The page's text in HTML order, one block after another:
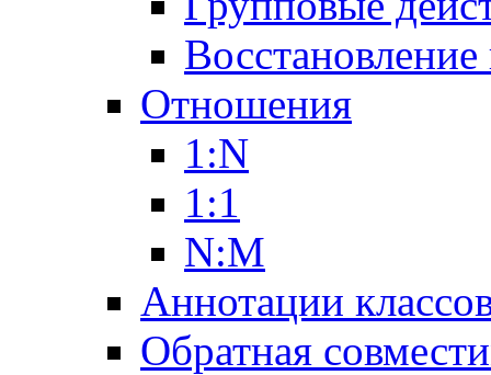
Отношения
1:N
1:1
N:M
Аннотации
Обратная